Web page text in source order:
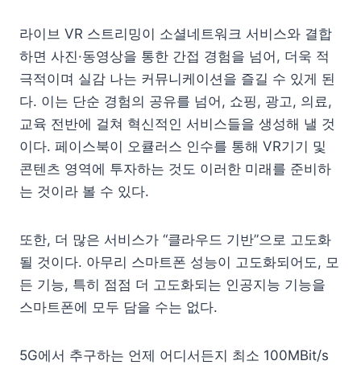
라이브 VR 스트리밍이 소셜네트워크 서비스와 결합
하면 사진·동영상을 통한 간접 경험을 넘어, 더욱 적
극적이며 실감 나는 커뮤니케이션을 즐길 수 있게 된
다. 이는 단순 경험의 공유를 넘어, 쇼핑, 광고, 의료,
교육 전반에 걸쳐 혁신적인 서비스들을 생성해 낼 것
이다. 페이스북이 오큘러스 인수를 통해 VR기기 및
콘텐츠 영역에 투자하는 것도 이러한 미래를 준비하
는 것이라 볼 수 있다.
또한, 더 많은 서비스가 “클라우드 기반”으로 고도화
될 것이다. 아무리 스마트폰 성능이 고도화되어도, 모
든 기능, 특히 점점 더 고도화되는 인공지능 기능을
스마트폰에 모두 담을 수는 없다.
5G에서 추구하는 언제 어디서든지 최소 100MBit/s